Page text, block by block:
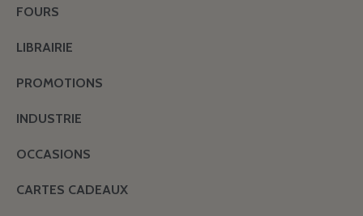
FOURS
LIBRAIRIE
PROMOTIONS
INDUSTRIE
OCCASIONS
CARTES CADEAUX